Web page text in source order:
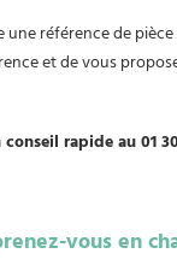
référence de
et de vous
rapide au 01
vous en